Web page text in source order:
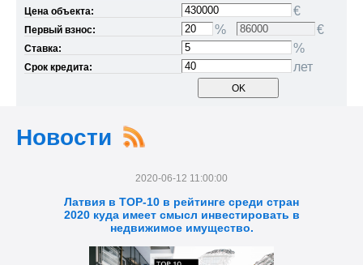
Цена объекта:
Первый взнос:
Ставка:
Срок кредита:
€
%
€
%
лет
Новости
2020-06-12 11:00:00
Латвия в TOP-10 в рейтинге среди стран
2020 куда имеет смысл инвестировать в
недвижимое имущество.